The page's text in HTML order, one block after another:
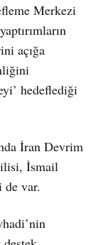
Merkezi
açığa
hedeflediği
İran Devrim
İsmail
var.